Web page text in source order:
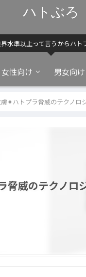
ハトぶろ
水準以上って言うからハ
女性向け 男女向け
⚫︎ハトプラ脅威のテクノロ
脅威のテクノロ